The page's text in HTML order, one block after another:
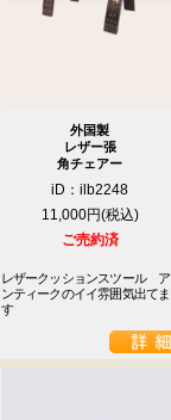
外国製
レザー張
角チェアー
iD：ilb2248
11,000円
ご売約済
レザークッションスツール　ア
ンティークのイイ雰囲気出てま
す